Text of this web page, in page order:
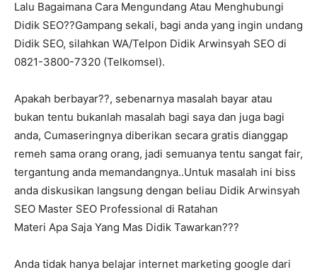
Lalu Bagaimana Cara Mengundang Atau Menghubungi
Didik SEO??Gampang sekali, bagi anda yang ingin undang
Didik SEO, silahkan WA/Telpon Didik Arwinsyah SEO di
0821-3800-7320 (Telkomsel).
Apakah berbayar??, sebenarnya masalah bayar atau
bukan tentu bukanlah masalah bagi saya dan juga bagi
anda, Cumaseringnya diberikan secara gratis dianggap
remeh sama orang orang, jadi semuanya tentu sangat fair,
tergantung anda memandangnya..Untuk masalah ini biss
anda diskusikan langsung dengan beliau Didik Arwinsyah
SEO Master SEO Professional di Ratahan
Materi Apa Saja Yang Mas Didik Tawarkan???
Anda tidak hanya belajar internet marketing google dari